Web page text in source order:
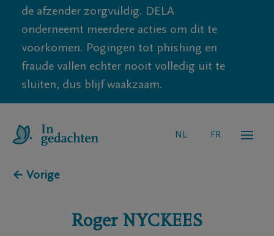
de afzender zorgvuldig. DELA
onderneemt meerdere acties om dit te
voorkomen. Pogingen tot phishing en
fraude vallen echter nooit volledig uit te
sluiten, dus blijf waakzaam.
NL FR
← Vorige
Roger NYCKEES